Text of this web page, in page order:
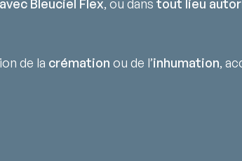
Bleuciel Flex, ou dans tout lieu
de la crémation ou de l’inhumation,